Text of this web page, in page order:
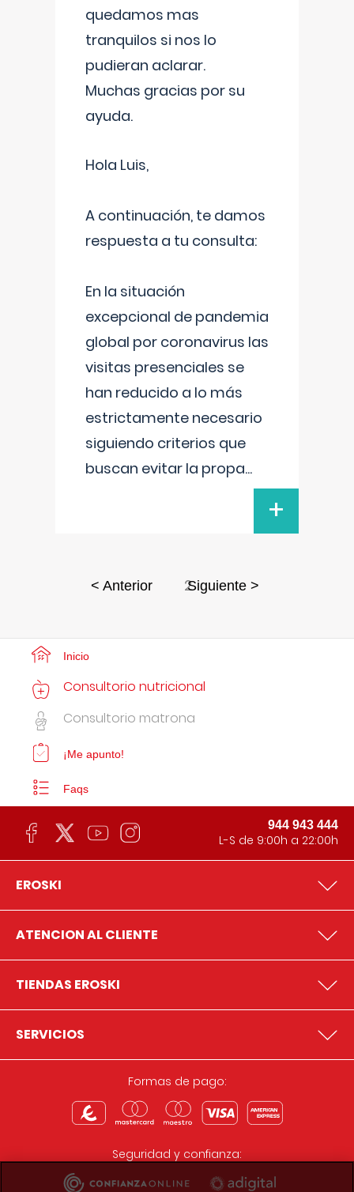
quedamos mas
tranquilos si nos lo
pudieran aclarar.
Muchas gracias por su
ayuda.
Hola Luis,
A continuación, te damos
respuesta a tu consulta:
En la situación
excepcional de pandemia
global por coronavirus las
visitas presenciales se
han reducido a lo más
estrictamente necesario
siguiendo criterios que
buscan evitar la propa...
+
< Anterior 2Siguiente >
Inicio
Consultorio nutricional
Consultorio matrona
¡Me apunto!
Faqs
944 943 444
L-S de 9:00h a 22:00h
EROSKI
ATENCION AL CLIENTE
TIENDAS EROSKI
SERVICIOS
Formas de pago:
Seguridad y confianza: